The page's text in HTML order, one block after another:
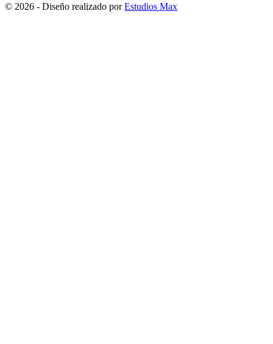
© 2026 - Diseño realizado porEstudios Max